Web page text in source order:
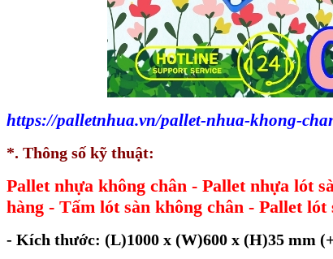
https://palletnhua.vn/pallet-nhua-khong-
*. Thông số kỹ thuật:
Pallet nhựa không chân - Pallet nhựa lót
hàng - Tấm lót sàn không chân - Pallet
- Kích thước: (L)1000 x (W)600 x (H)35 mm